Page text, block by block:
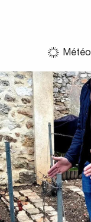
Météo